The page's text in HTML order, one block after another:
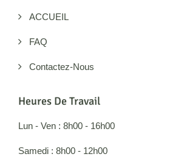
ACCUEIL
FAQ
Contactez-Nous
Heures De Travail
Lun - Ven : 8h00 - 16h00
Samedi : 8h00 - 12h00